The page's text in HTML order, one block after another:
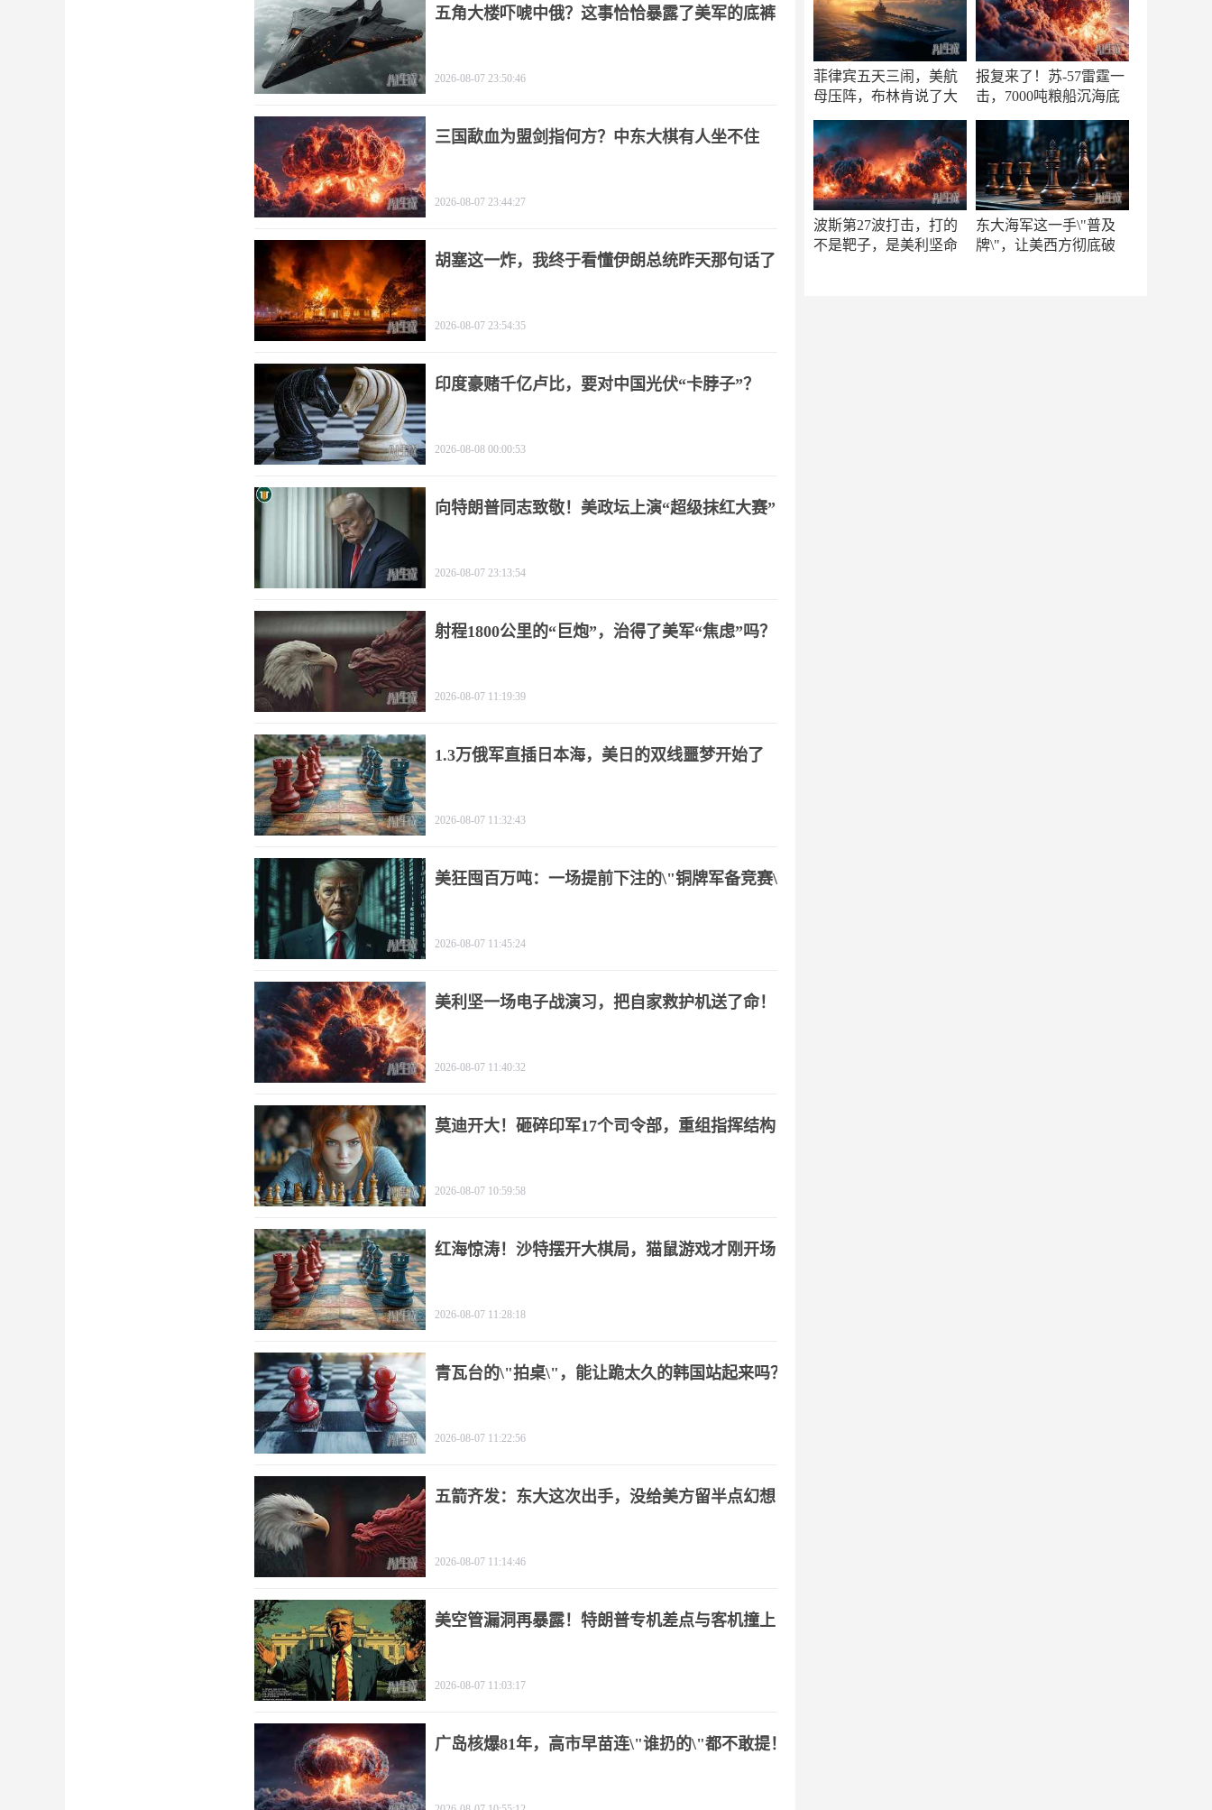
菲律宾五天三闹，美航
母压阵，布林肯说了大
报复来了！苏-57雷霆一
击，7000吨粮船沉海底
波斯第27波打击，打的
不是靶子，是美利坚命
东大海军这一手\"普及
牌\"，让美西方彻底破
五角大楼吓唬中俄？这事恰恰暴露了美军的底裤
2026-08-07 23:50:46
三国歃血为盟剑指何方？中东大棋有人坐不住
2026-08-07 23:44:27
胡塞这一炸，我终于看懂伊朗总统昨天那句话了
2026-08-07 23:54:35
印度豪赌千亿卢比，要对中国光伏“卡脖子”？
2026-08-08 00:00:53
向特朗普同志致敬！美政坛上演“超级抹红大赛”
2026-08-07 23:13:54
射程1800公里的“巨炮”，治得了美军“焦虑”吗？
2026-08-07 11:19:39
1.3万俄军直插日本海，美日的双线噩梦开始了
2026-08-07 11:32:43
美狂囤百万吨：一场提前下注的\"铜牌军备竞赛\"
2026-08-07 11:45:24
美利坚一场电子战演习，把自家救护机送了命！
2026-08-07 11:40:32
莫迪开大！砸碎印军17个司令部，重组指挥结构
2026-08-07 10:59:58
红海惊涛！沙特摆开大棋局，猫鼠游戏才刚开场
2026-08-07 11:28:18
青瓦台的\"拍桌\"，能让跪太久的韩国站起来吗？
2026-08-07 11:22:56
五箭齐发：东大这次出手，没给美方留半点幻想
2026-08-07 11:14:46
美空管漏洞再暴露！特朗普专机差点与客机撞上
2026-08-07 11:03:17
广岛核爆81年，高市早苗连\"谁扔的\"都不敢提！